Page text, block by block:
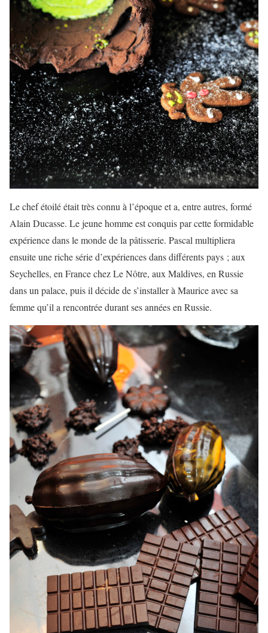
Le chef étoilé était très connu à l’époque et a, entre autres, formé
Alain Ducasse. Le jeune homme est conquis par cette formidable
expérience dans le monde de la pâtisserie. Pascal multipliera
ensuite une riche série d’expériences dans différents pays ; aux
Seychelles, en France chez Le Nôtre, aux Maldives, en Russie
dans un palace, puis il décide de s’installer à Maurice avec sa
femme qu’il a rencontrée durant ses années en Russie.